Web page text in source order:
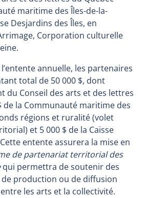
maritime des Îles-de-la-
Desjardins des Îles, en
Corporation culturelle
annuelle, les partenaires
total de 50 000 $, dont
du Conseil des arts et des lettres
de la Communauté maritime des
régions et ruralité (volet
et 5 000 $ de la Caisse
entente assurera la mise en
de partenariat territorial des
qui permettra de soutenir des
production ou de diffusion
les arts et la collectivité.